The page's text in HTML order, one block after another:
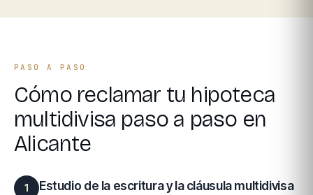
PASO A PASO
Cómo reclamar tu hipoteca
multidivisa paso a paso en
Alicante
1 Estudio de la escritura y la cláusula multidivisa